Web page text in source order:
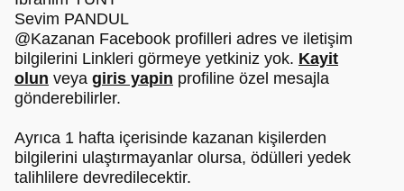
Sevim PANDUL
@Kazanan Facebook profilleri adres ve iletişim
bilgilerini Linkleri görmeye yetkiniz yok. Kayit
olun veya giris yapin profiline özel mesajla
gönderebilirler.
Ayrıca 1 hafta içerisinde kazanan kişilerden
bilgilerini ulaştırmayanlar olursa, ödülleri yedek
talihlilere devredilecektir.